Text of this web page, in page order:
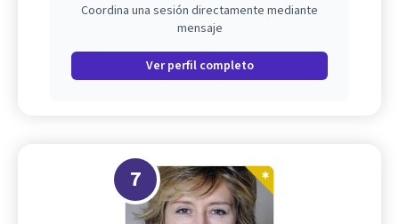
Coordina una sesión directamente mediante
mensaje
Ver perfil completo
7